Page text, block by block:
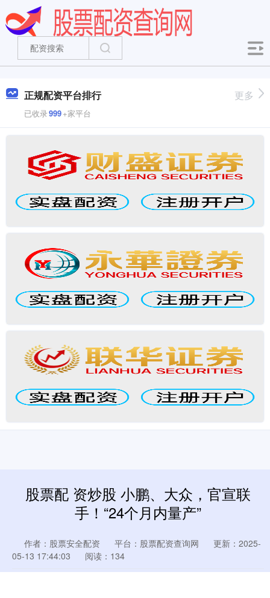
正规配资平台排行
已收录999+家平台
更多
股票配 资炒股 小鹏、大众，官宣联
手！“24个月内量产”
作者：股票安全配资 平台：股票配资查询网
更新：2025-
05-13 17:44:03
阅读：134